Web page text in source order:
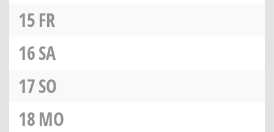
15FR
16SA
17SO
18MO